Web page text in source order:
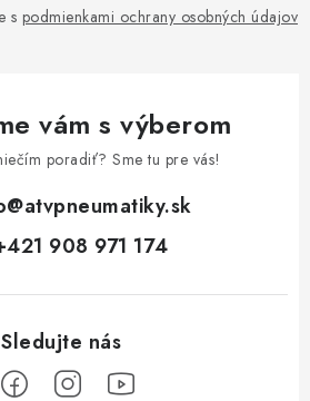
s podmienkami ochrany osobných údajov
vám s výberom
poradiť? Sme tu pre vás!
@atvpneumatiky.sk
908 971 174